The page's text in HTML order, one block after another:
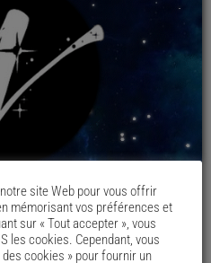
site Web pour vous offrir
mémorisant vos préférences et
sur « Tout accepter », vous
les cookies. Cependant, vous
cookies » pour fournir un